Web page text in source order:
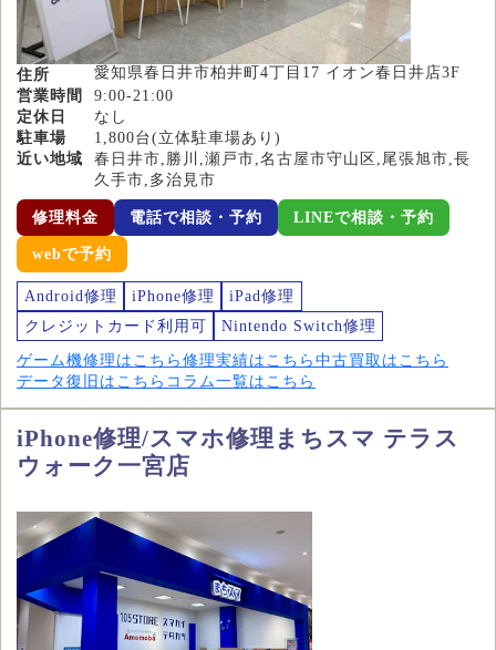
住所
愛知県春日井市柏井町4丁目17 イオン春日井店3F
営業時間
9:00-21:00
定休日
なし
駐車場
1,800台(立体駐車場あり)
近い地域
春日井市,勝川,瀬戸市,名古屋市守山区,尾張旭市,長
久手市,多治見市
修理料金 電話で相談・予約 LINEで相談・予約
webで予約
Android修理 iPhone修理
iPad修理
クレジットカード利用可
Nintendo Switch修理
ゲーム機修理はこちら 修理実績はこちら 中古買取はこちら
データ復旧はこちら コラム一覧はこちら
iPhone修理/スマホ修理まちスマ テラス
ウォーク一宮店